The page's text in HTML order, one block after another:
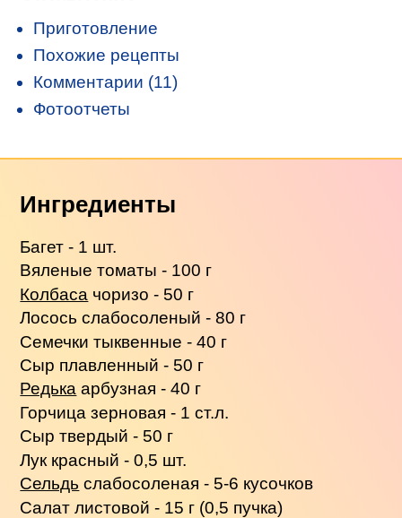
Приготовление
Похожие рецепты
Комментарии (11)
Фотоотчеты
Ингредиенты
Багет - 1 шт.
Вяленые томаты - 100 г
Колбаса чоризо - 50 г
Лосось слабосоленый - 80 г
Семечки тыквенные - 40 г
Сыр плавленный - 50 г
Редька арбузная - 40 г
Горчица зерновая - 1 ст.л.
Сыр твердый - 50 г
Лук красный - 0,5 шт.
Сельдь слабосоленая - 5-6 кусочков
Салат листовой - 15 г (0,5 пучка)